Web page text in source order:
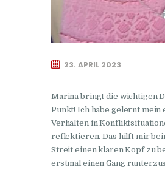
23. APRIL 2023
Marina bringt die wichtigen
Punkt! Ich habe gelernt mein
Verhalten in
reflektieren. Das hilft mir
Streit einen klaren Kopf zu
erstmal einen Gang